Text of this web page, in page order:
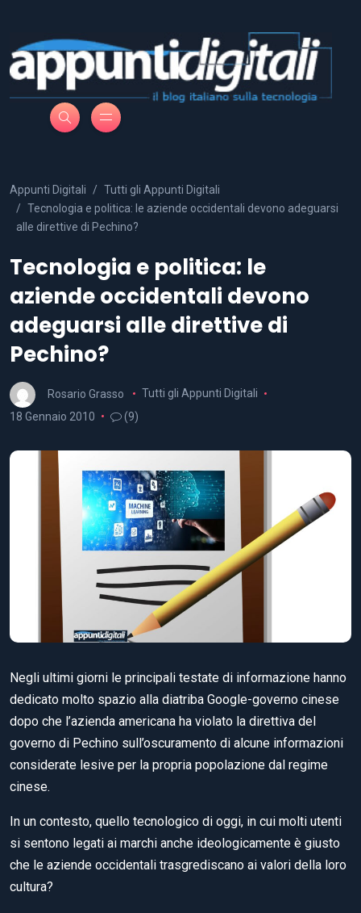
Appunti Digitali
Tutti gli Appunti Digitali
Tecnologia e politica: le aziende occidentali devono adeguarsi
alle direttive di Pechino?
Tecnologia e politica: le
aziende occidentali devono
adeguarsi alle direttive di
Pechino?
Rosario Grasso
Tutti gli Appunti Digitali
18 Gennaio 2010
(9)
Negli ultimi giorni le principali testate di informazione hanno
dedicato molto spazio alla diatriba Google-governo cinese
dopo che l’azienda americana ha violato la direttiva del
governo di Pechino sull’oscuramento di alcune informazioni
considerate lesive per la propria popolazione dal regime
cinese.
In un contesto, quello tecnologico di oggi, in cui molti utenti
si sentono legati ai marchi anche ideologicamente è giusto
che le aziende occidentali trasgrediscano ai valori della loro
cultura?